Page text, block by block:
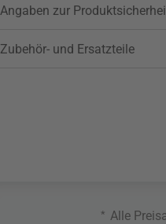
Angaben zur
Zubehör- und Ersatzteile
* Alle